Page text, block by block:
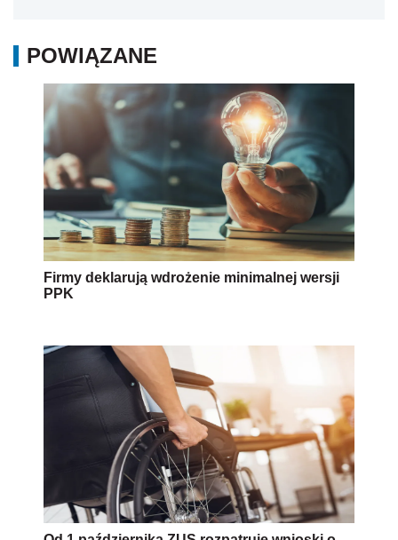
POWIĄZANE
Firmy deklarują wdrożenie minimalnej wersji
PPK